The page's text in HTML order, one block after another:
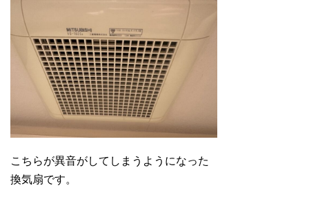
こちらが異音がしてしまうようになった
換気扇です。